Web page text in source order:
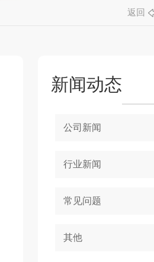
返回
新闻动态
公司新闻
行业新闻
常见问题
其他